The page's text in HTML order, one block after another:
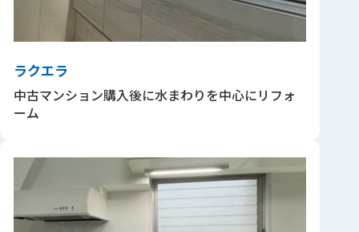
ラクエラ
中古マンション購入後に水まわりを中心にリフォ
ーム